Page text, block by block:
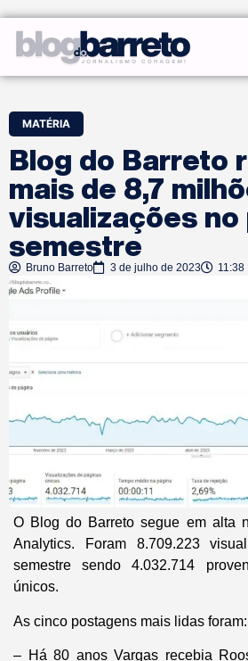
MATÉRIA
Blog do Barreto
mais de 8,7
visualizações no
semestre
Bruno Barreto 3 de julho de 2023 11:38
O Blog do Barreto segue em alta
Analytics. Foram 8.709.223
semestre sendo 4.032.714
únicos.
As cinco postagens mais lidas foram:
– Há 80 anos Vargas recebia